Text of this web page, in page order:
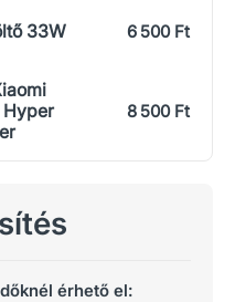
33W 6 500 Ft
Hyper
8 500 Ft
érhető el: